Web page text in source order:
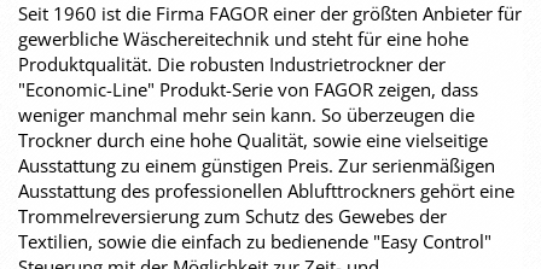
Seit 1960 ist die Firma FAGOR einer der größten Anbieter für
gewerbliche Wäschereitechnik und steht für eine hohe
Produktqualität. Die robusten Industrietrockner der
"Economic-Line" Produkt-Serie von FAGOR zeigen, dass
weniger manchmal mehr sein kann. So überzeugen die
Trockner durch eine hohe Qualität, sowie eine vielseitige
Ausstattung zu einem günstigen Preis. Zur serienmäßigen
Ausstattung des professionellen Ablufttrockners gehört eine
Trommelreversierung zum Schutz des Gewebes der
Textilien, sowie die einfach zu bedienende "Easy Control"